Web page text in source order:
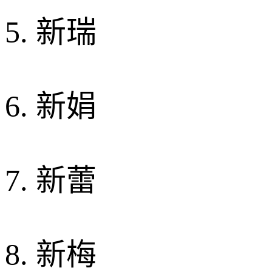
5. 新瑞
6. 新娟
7. 新蕾
8. 新梅